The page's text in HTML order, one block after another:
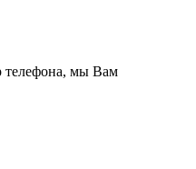
телефона, мы Вам